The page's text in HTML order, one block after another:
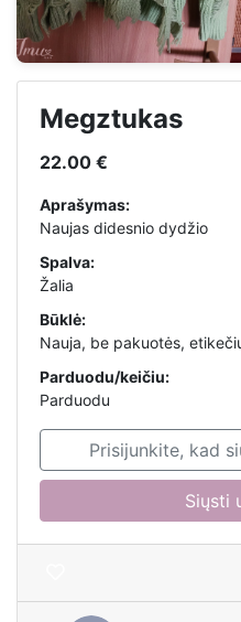
Megztukas
22.00 €
Aprašymas:
Naujas didesnio dydžio
Spalva:
Žalia
Būklė:
Nauja, be pakuotės,
Parduodu/keičiu:
Parduodu
Prisijunkite, kad
Siųsti